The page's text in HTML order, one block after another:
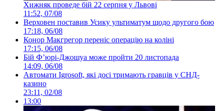
Хижняк проведе бій 22 серпня у Львові
11:52, 07/08
Верховен поставив Усику ультиматум щодо другого бою
17:18, 06/08
Конор Макгрегор переніс операцію на коліні
17:15, 06/08
Бій Ф’юрі-Джошуа може пройти 20 листопада
14:09, 06/08
Автомати Igrosoft, які досі тримають гравців у СНД-
казино
23:11, 02/08
13:00